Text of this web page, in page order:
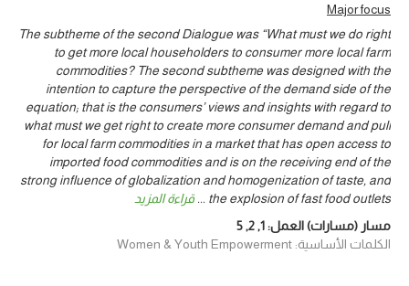
Major focus
The subtheme of the second Dialogue was “What must we do right
to get more local householders to consumer more local farm
commodities? The second subtheme was designed with the
intention to capture the perspective of the demand side of the
equation; that is the consumers’ views and insights with regard to
what must we get right to create more consumer demand and pull
for local farm commodities in a market that has open access to
imported food commodities and is on the receiving end of the
strong influence of globalization and homogenization of taste, and
the explosion of fast food outlets
... قراءة المزيد
مسار (مسارات) العمل:1
,
2
,
5
الكلمات الأساسية: Women & Youth Empowerment